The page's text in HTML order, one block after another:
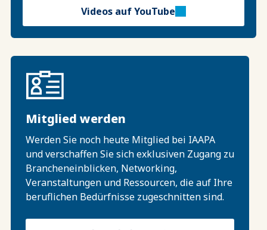
Videos auf YouTube
Mitglied werden
Werden Sie noch heute Mitglied bei IAAPA
und verschaffen Sie sich exklusiven Zugang zu
Brancheneinblicken, Networking,
Veranstaltungen und Ressourcen, die auf Ihre
beruflichen Bedürfnisse zugeschnitten sind.